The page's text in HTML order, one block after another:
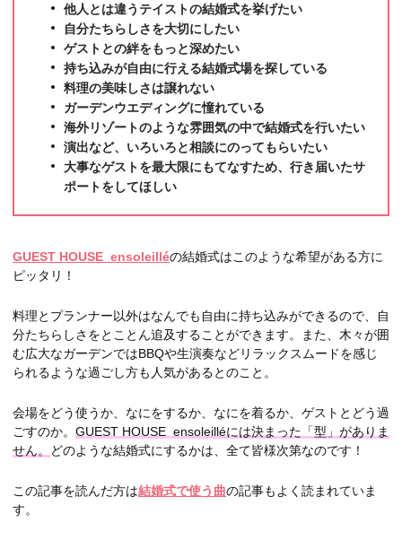
他人とは違うテイストの結婚式を挙げたい
自分たちらしさを大切にしたい
ゲストとの絆をもっと深めたい
持ち込みが自由に行える結婚式場を探している
料理の美味しさは譲れない
ガーデンウエディングに憧れている
海外リゾートのような雰囲気の中で結婚式を行いたい
演出など、いろいろと相談にのってもらいたい
大事なゲストを最大限にもてなすため、行き届いたサ
ポートをしてほしい
GUEST HOUSE ensoleilléの結婚式はこのような希望がある方に
ピッタリ！
料理とプランナー以外はなんでも自由に持ち込みができるので、自
分たちらしさをとことん追及することができます。また、木々が囲
む広大なガーデンではBBQや生演奏などリラックスムードを感じ
られるような過ごし方も人気があるとのこと。
会場をどう使うか、なにをするか、なにを着るか、ゲストとどう過
ごすのか。 GUEST HOUSE ensoleilléには決まった「型」がありま
せん。
どのような結婚式にするかは、全て皆様次第なのです！
この記事を読んだ方は結婚式で使う曲の記事もよく読まれていま
す。